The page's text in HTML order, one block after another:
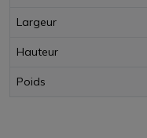
Largeur
Hauteur
Poids